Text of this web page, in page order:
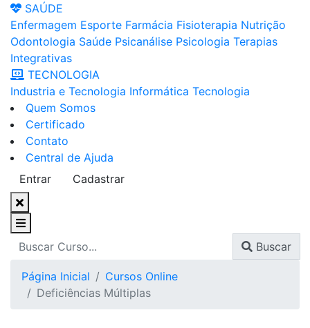
SAÚDE
Enfermagem Esporte Farmácia Fisioterapia Nutrição
Odontologia Saúde Psicanálise Psicologia Terapias
Integrativas
TECNOLOGIA
Industria e Tecnologia Informática Tecnologia
Quem Somos
Certificado
Contato
Central de Ajuda
Entrar
Cadastrar
Buscar
Página Inicial
Cursos Online
Deficiências Múltiplas